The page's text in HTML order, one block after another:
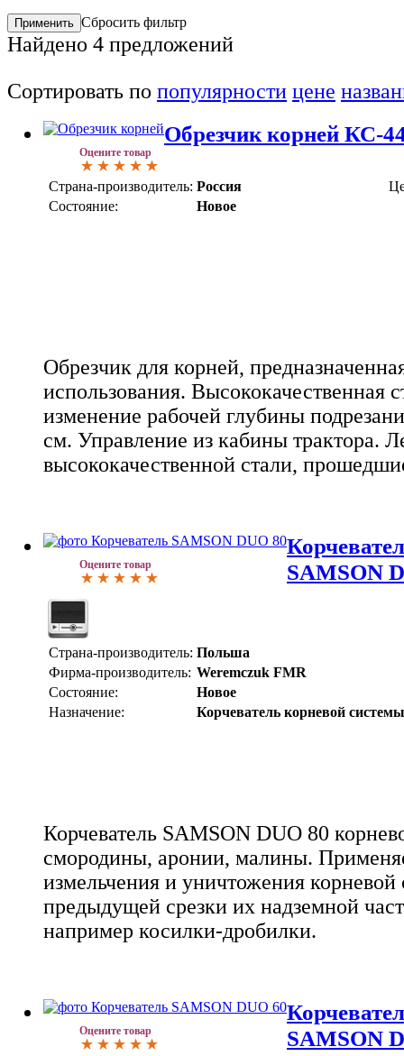
Сбросить фильтр
Найдено 4 предложений
Сортировать по популярности цене
Оцените товар
Обрезчик корней КС-
Страна-производитель: Россия
Состояние:
Новое
Обрезчик для корней,
использования. Высококачественная
изменение рабочей глубины
см. Управление из кабины трактора.
высококачественной стали,
Оцените товар
SAMSON
Страна-производитель: Польша
Фирма-производитель: Weremczuk FMR
Состояние:
Новое
Назначение:
Корчеватель корневой системы
Корчеватель SAMSON DUO 80
смородины, аронии, малины.
измельчения и уничтожения
предыдущей срезки их надземной
например косилки-дробилки.
Оцените товар
SAMSON